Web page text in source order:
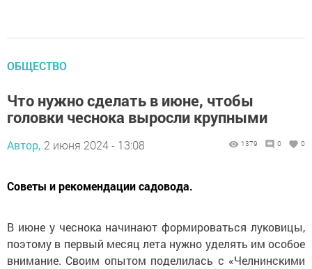
ОБЩЕСТВО
Что нужно сделать в июне, чтобы
головки чеснока выросли крупными
Автор, 2 июня 2024 - 13:08 1379 0 0
Советы и рекомендации садовода.
В июне у чеснока начинают формироваться луковицы,
поэтому в первый месяц лета нужно уделять им особое
внимание. Своим опытом поделилась с «Челнинскими